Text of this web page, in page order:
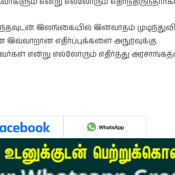
இலங்கையில் இனவாதம்
இவ்வாறான எதிர்ப்புக்களை அநுரவுக்கு
என்று எல்லோரும் எதிர்த்து